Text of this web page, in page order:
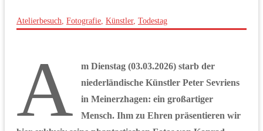
Atelierbesuch, Fotografie, Künstler, Todestag
A
m Dienstag (03.03.2026) starb der
niederländische Künstler Peter Sevriens
in Meinerzhagen: ein großartiger
Mensch. Ihm zu Ehren präsentieren wir